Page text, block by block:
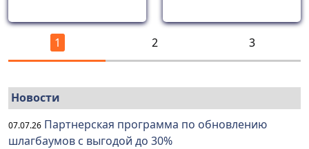
1 2 3
Новости
07.07.26 Партнерская программа по обновлению
шлагбаумов с выгодой до 30%